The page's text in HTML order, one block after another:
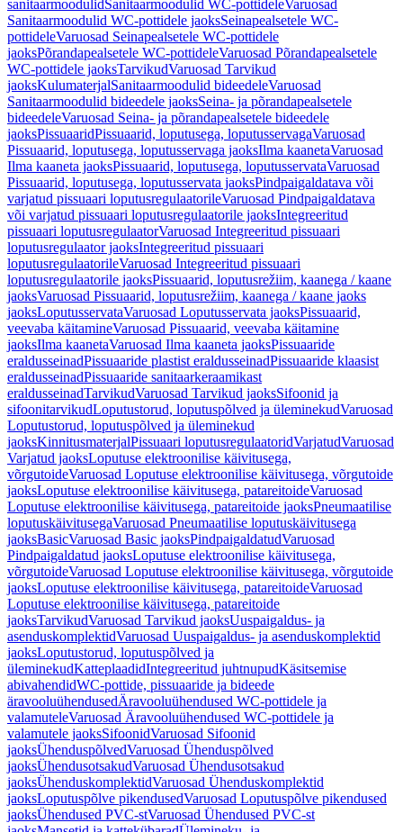
sanitaarmoodulidSanitaarmoodulid WC-pottideleVaruosad
Sanitaarmoodulid WC-pottidele jaoksSeinapealsetele WC-
pottideleVaruosad Seinapealsetele WC-pottidele
jaoksPõrandapealsetele WC-pottideleVaruosad Põrandapealsetele
WC-pottidele jaoksTarvikudVaruosad Tarvikud
jaoksKulumaterjalSanitaarmoodulid bideedeleVaruosad
Sanitaarmoodulid bideedele jaoksSeina- ja põrandapealsetele
bideedeleVaruosad Seina- ja põrandapealsetele bideedele
jaoksPissuaaridPissuaarid, loputusega, loputusservagaVaruosad
Pissuaarid, loputusega, loputusservaga jaoksIlma kaanetaVaruosad
Ilma kaaneta jaoksPissuaarid, loputusega, loputusservataVaruosad
Pissuaarid, loputusega, loputusservata jaoksPindpaigaldatava või
varjatud pissuaari loputusregulaatorileVaruosad Pindpaigaldatava
või varjatud pissuaari loputusregulaatorile jaoksIntegreeritud
pissuaari loputusregulaatorVaruosad Integreeritud pissuaari
loputusregulaator jaoksIntegreeritud pissuaari
loputusregulaatorileVaruosad Integreeritud pissuaari
loputusregulaatorile jaoksPissuaarid, loputusrežiim, kaanega / kaane
jaoksVaruosad Pissuaarid, loputusrežiim, kaanega / kaane jaoks
jaoksLoputusservataVaruosad Loputusservata jaoksPissuaarid,
veevaba käitamineVaruosad Pissuaarid, veevaba käitamine
jaoksIlma kaanetaVaruosad Ilma kaaneta jaoksPissuaaride
eraldusseinadPissuaaride plastist eraldusseinadPissuaaride klaasist
eraldusseinadPissuaaride sanitaarkeraamikast
eraldusseinadTarvikudVaruosad Tarvikud jaoksSifoonid ja
sifoonitarvikudLoputustorud, loputuspõlved ja üleminekudVaruosad
Loputustorud, loputuspõlved ja üleminekud
jaoksKinnitusmaterjalPissuaari loputusregulaatoridVarjatudVaruosad
Varjatud jaoksLoputuse elektroonilise käivitusega,
võrgutoideVaruosad Loputuse elektroonilise käivitusega, võrgutoide
jaoksLoputuse elektroonilise käivitusega, patareitoideVaruosad
Loputuse elektroonilise käivitusega, patareitoide jaoksPneumaatilise
loputuskäivitusegaVaruosad Pneumaatilise loputuskäivitusega
jaoksBasicVaruosad Basic jaoksPindpaigaldatudVaruosad
Pindpaigaldatud jaoksLoputuse elektroonilise käivitusega,
võrgutoideVaruosad Loputuse elektroonilise käivitusega, võrgutoide
jaoksLoputuse elektroonilise käivitusega, patareitoideVaruosad
Loputuse elektroonilise käivitusega, patareitoide
jaoksTarvikudVaruosad Tarvikud jaoksUuspaigaldus- ja
asenduskomplektidVaruosad Uuspaigaldus- ja asenduskomplektid
jaoksLoputustorud, loputuspõlved ja
üleminekudKatteplaadidIntegreeritud juhtnupudKäsitsemise
abivahendidWC-pottide, pissuaaride ja bideede
äravooluühendusedÄravooluühendused WC-pottidele ja
valamuteleVaruosad Äravooluühendused WC-pottidele ja
valamutele jaoksSifoonidVaruosad Sifoonid
jaoksÜhenduspõlvedVaruosad Ühenduspõlved
jaoksÜhendusotsakudVaruosad Ühendusotsakud
jaoksÜhenduskomplektidVaruosad Ühenduskomplektid
jaoksLoputuspõlve pikendusedVaruosad Loputuspõlve pikendused
jaoksÜhendused PVC-stVaruosad Ühendused PVC-st